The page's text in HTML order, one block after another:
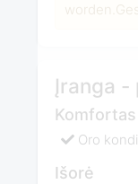
Įranga -
Komfortas
Oro
Išorė